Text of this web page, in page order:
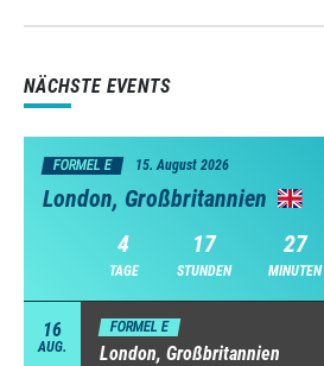
NÄCHSTE EVENTS
FORMEL E 15. August 2026
London, Großbritannien
4
TAGE
17
STUNDEN
27
MINUTEN
16
AUG.
FORMEL E
London, Großbritannien